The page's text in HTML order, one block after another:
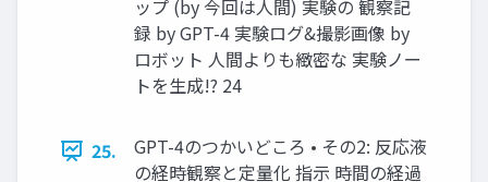
ップ (by 今回は人間) 実験の 観察記
録 by GPT-4 実験ログ&撮影画像 by
ロボット 人間よりも緻密な 実験ノー
トを生成!? 24
25.
GPT-4のつかいどころ • その2: 反応液
の経時観察と定量化 指示 時間の経過